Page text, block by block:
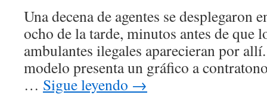
Una decena de agentes se desplegaron
ocho de la tarde, minutos antes de que
ambulantes ilegales aparecieran por
modelo presenta un gráfico a
… Sigue leyendo →